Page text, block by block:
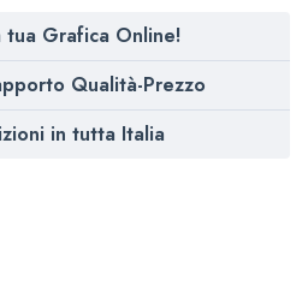
tua Grafica Online!
Qualità-Prezzo
in tutta Italia